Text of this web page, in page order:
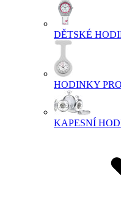
DĚTSKÉ
HODINKY
KAPESNÍ